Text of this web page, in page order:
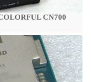
CN700